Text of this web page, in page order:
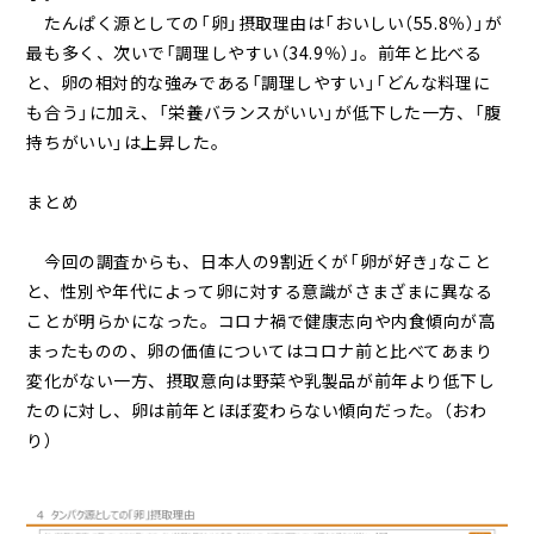
たんぱく源としての「卵」摂取理由は「おいしい（55.8％）」が
最も多く、次いで「調理しやすい（34.9％）」。前年と比べる
と、卵の相対的な強みである「調理しやすい」「どんな料理に
も合う」に加え、「栄養バランスがいい」が低下した一方、「腹
持ちがいい」は上昇した。
まとめ
今回の調査からも、日本人の9割近くが「卵が好き」なこと
と、性別や年代によって卵に対する意識がさまざまに異なる
ことが明らかになった。コロナ禍で健康志向や内食傾向が高
まったものの、卵の価値についてはコロナ前と比べてあまり
変化がない一方、摂取意向は野菜や乳製品が前年より低下し
たのに対し、卵は前年とほぼ変わらない傾向だった。（おわ
り）